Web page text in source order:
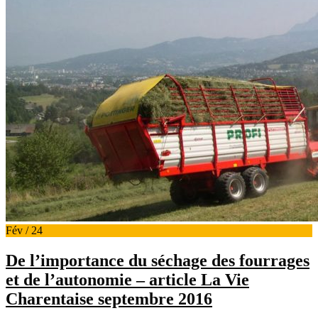
Fév / 24
De l’importance du séchage des fourrages
et de l’autonomie – article La Vie
Charentaise septembre 2016